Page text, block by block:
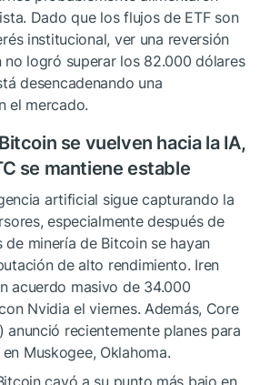
Dado que los flujos de ETF son
institucional, ver una reversión
no logró superar los 82.000 dólares
desencadenando una
el mercado.
se vuelven hacia la IA,
se mantiene estable
artificial sigue capturando la
especialmente después de
de minería de Bitcoin se hayan
de alto rendimiento. Iren
acuerdo masivo de 34.000
Nvidia el viernes. Además, Core
anunció recientemente planes para
Muskogee, Oklahoma.
cayó a su punto más bajo en